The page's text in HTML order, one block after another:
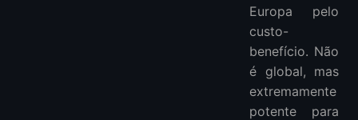
Europa pelo
custo-
benefício. Não
é global, mas
extremamente
potente para